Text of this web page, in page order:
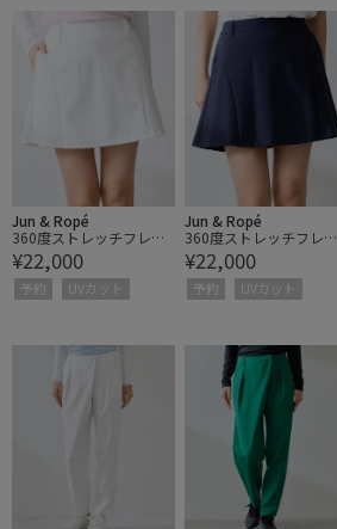
Jun & Ropé
360度ストレッチフレア
スカート/UV・吸水速乾
¥22,000
予約 UVカット
Jun & Ropé
360度ストレッチフレア
スカート/UV・吸水速乾
¥22,000
予約 UVカット